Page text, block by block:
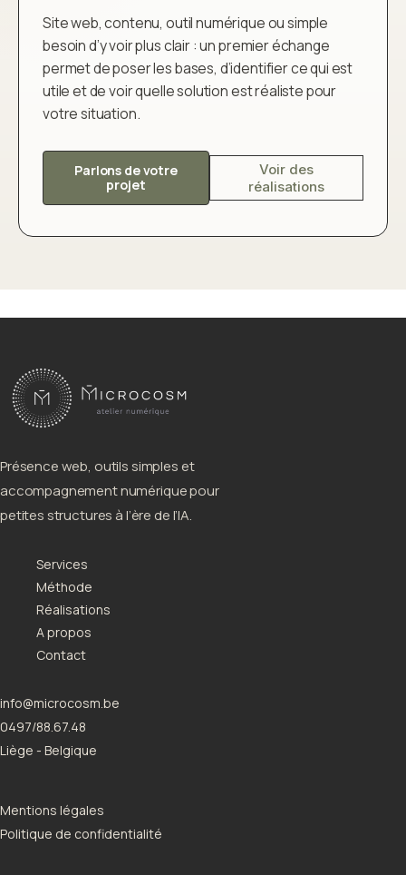
Site web, contenu, outil numérique ou simple
besoin d’y voir plus clair : un premier échange
permet de poser les bases, d’identifier ce qui est
utile et de voir quelle solution est réaliste pour
votre situation.
Parlons de votre
projet
Voir des
réalisations
Présence web, outils simples et
accompagnement numérique pour
petites structures à l’ère de l’IA.
Services
Méthode
Réalisations
A propos
Contact
info@microcosm.be
0497/88.67.48
Liège - Belgique
Mentions légales
Politique de confidentialité